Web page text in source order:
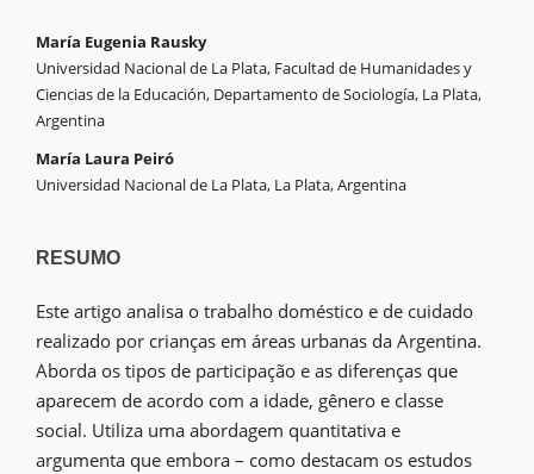
María Eugenia Rausky
Universidad Nacional de La Plata, Facultad de Humanidades y
Ciencias de la Educación, Departamento de Sociología, La Plata,
Argentina
María Laura Peiró
Universidad Nacional de La Plata, La Plata, Argentina
RESUMO
Este artigo analisa o trabalho doméstico e de cuidado
realizado por crianças em áreas urbanas da Argentina.
Aborda os tipos de participação e as diferenças que
aparecem de acordo com a idade, gênero e classe
social. Utiliza uma abordagem quantitativa e
argumenta que embora – como destacam os estudos